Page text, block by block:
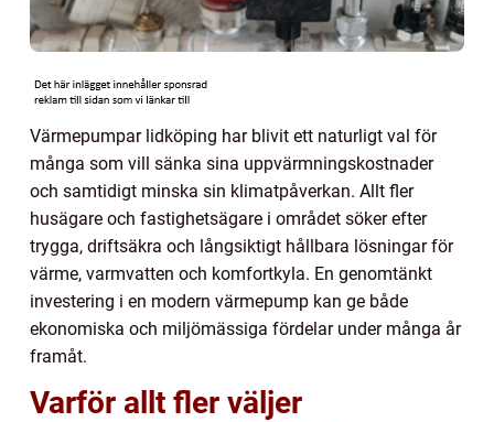
Värmepumpar lidköping har blivit ett naturligt val för
många som vill sänka sina uppvärmningskostnader
och samtidigt minska sin klimatpåverkan. Allt fler
husägare och fastighetsägare i området söker efter
trygga, driftsäkra och långsiktigt hållbara lösningar för
värme, varmvatten och komfortkyla. En genomtänkt
investering i en modern värmepump kan ge både
ekonomiska och miljömässiga fördelar under många år
framåt.
Varför allt fler väljer